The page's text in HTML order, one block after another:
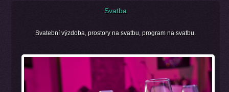
Svatba
Svatební výzdoba, prostory na svatbu, program na svatbu.